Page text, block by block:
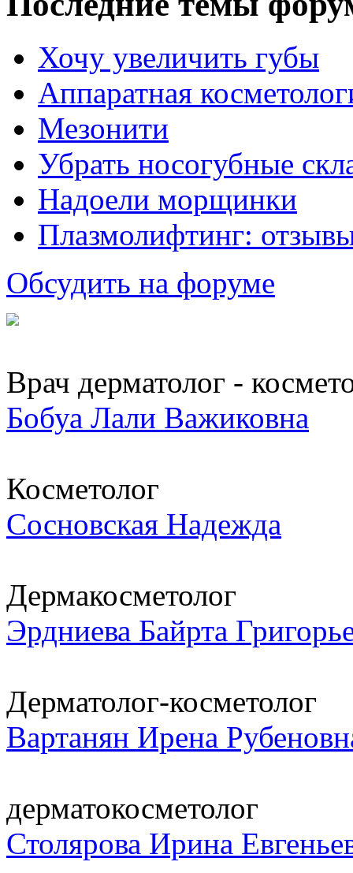
Хочу увеличить губы
Аппаратная
Мезонити
Убрать носогубные
Надоели морщинки
Плазмолифтинг:
Обсудить на форуме
Врач дерматолог -
Бобуа Лали Важиковна
Косметолог
Сосновская Надежда
Дермакосметолог
Эрдниева Байрта
Дерматолог-косметолог
Вартанян Ирена
дерматокосметолог
Столярова Ирина